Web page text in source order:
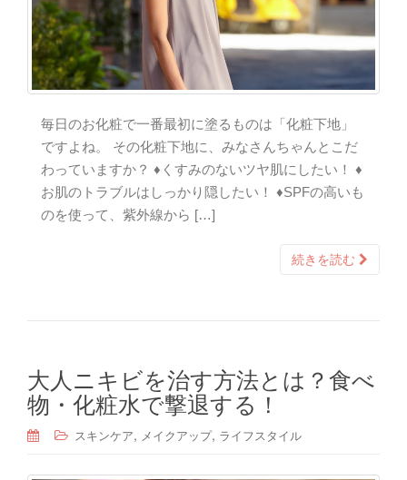
毎日のお化粧で一番最初に塗るものは「化粧下地」
ですよね。 その化粧下地に、みなさんちゃんとこだ
わっていますか？ ♦くすみのないツヤ肌にしたい！ ♦
お肌のトラブルはしっかり隠したい！ ♦SPFの高いも
のを使って、紫外線から […]
続きを読む
大人ニキビを治す方法とは？食べ
物・化粧水で撃退する！
スキンケア, メイクアップ, ライフスタイル